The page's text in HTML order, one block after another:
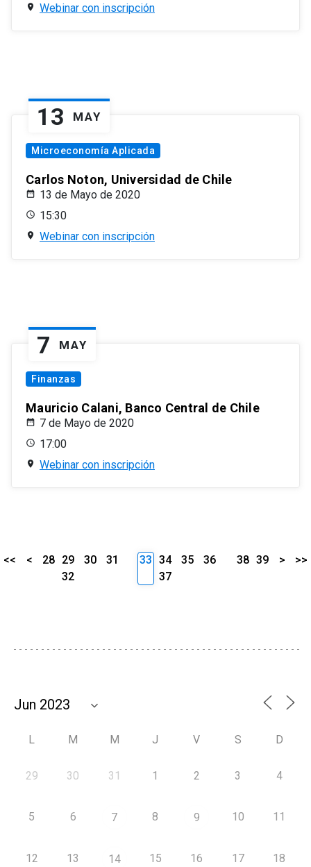
Webinar con inscripción
13 MAY
Microeconomía Aplicada
Carlos Noton, Universidad de Chile
13 de Mayo de 2020
15:30
Webinar con inscripción
7 MAY
Finanzas
Mauricio Calani, Banco Central de Chile
7 de Mayo de 2020
17:00
Webinar con inscripción
<< < 28 29 30
31
32
33 34 35
36
37
38 39 > >>
L M M J V S D
29 30 31 1 2 3 4
5 6 7 8 9 10 11
12 13 14 15 16 17 18